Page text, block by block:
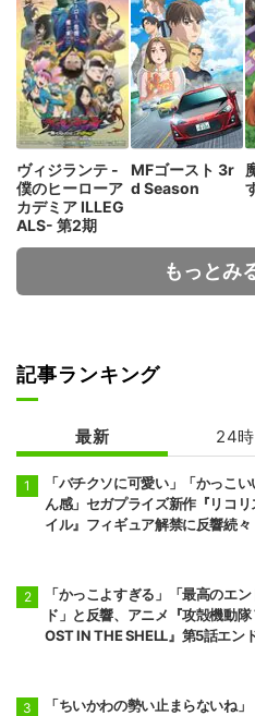
ヴィジランテ -
僕のヒーローア
カデミア ILLEG
ALS- 第2期
MFゴースト 3r
d Season
もっとみ
記事ランキング
最新 24
「バチクソに可愛い」「かっこい
ん感」セガプライズ新作『リコリ
イル』フィギュア解禁に反響続々
「かっこよすぎる」「最高のエ
ド」と反響、アニメ『攻殻機動隊
OST IN THE SHELL』第5話エン
「ちいかわの勢い止まらないね